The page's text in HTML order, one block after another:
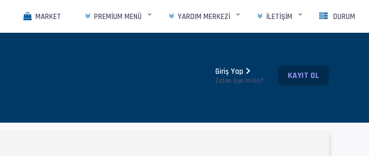
MARKET PREMIUM MENÜ YARDIM MERKEZI İLETIŞIM DURUM
Giriş Yap
Zaten üye misin? KAYIT OL